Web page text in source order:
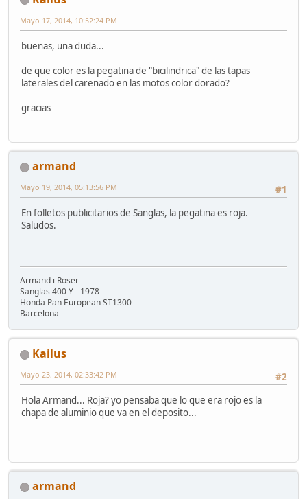
Mayo 17, 2014, 10:52:24 PM
buenas, una duda...
de que color es la pegatina de "bicilindrica" de las tapas
laterales del carenado en las motos color dorado?
gracias
armand
#1
Mayo 19, 2014, 05:13:56 PM
En folletos publicitarios de Sanglas, la pegatina es roja.
Saludos.
Armand i Roser
Sanglas 400 Y - 1978
Honda Pan European ST1300
Barcelona
Kailus
#2
Mayo 23, 2014, 02:33:42 PM
Hola Armand... Roja? yo pensaba que lo que era rojo es la
chapa de aluminio que va en el deposito...
armand